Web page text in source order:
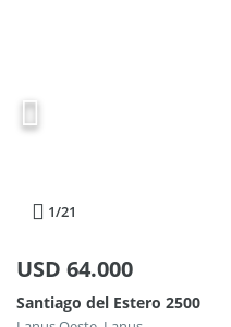
1/21
USD 64.000
Santiago del Estero 2500